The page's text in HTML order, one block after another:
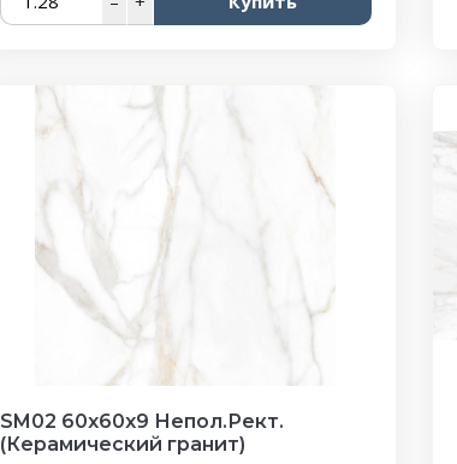
SM02 60x60x9 Непол.Рект.
(Керамический гранит)